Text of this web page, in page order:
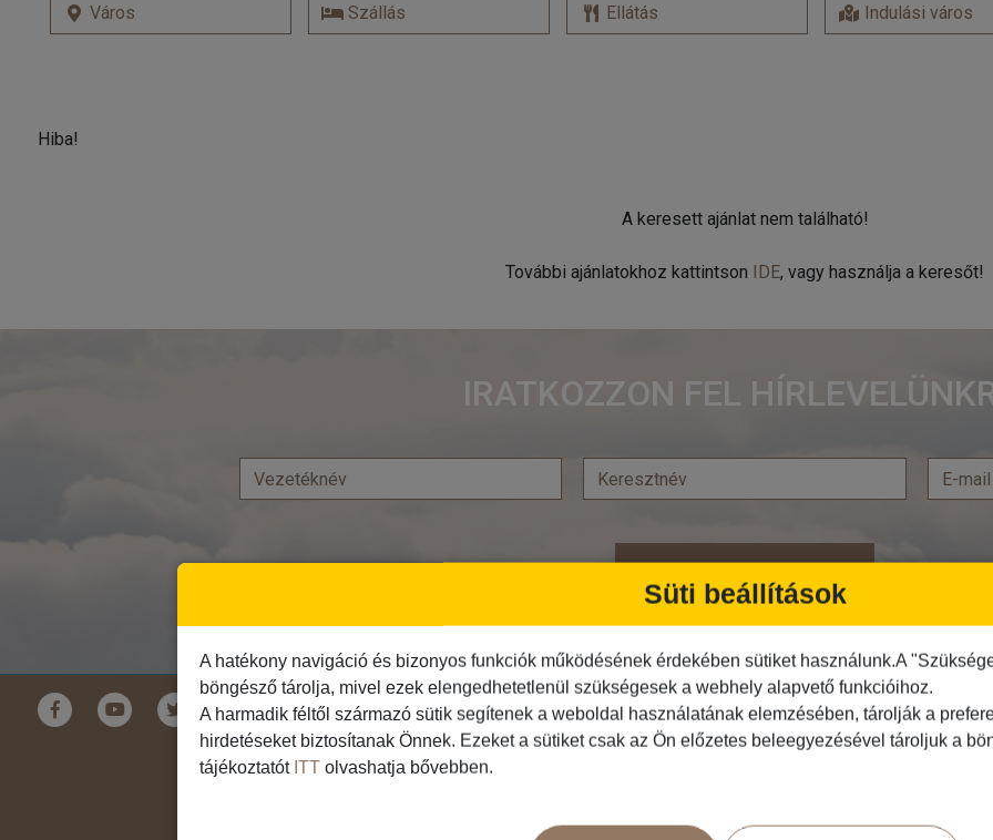
Hiba!
A keresett ajánlat nem található!
További ajánlatokhoz kattintson IDE, vagy használja a keresőt!
IRATKOZZON FEL
Feliratkozás
Földrészek
Ausztrália
Ázsia
Közlekedés
Busszal
Fly & Drive
Programtípus
1 napos utak
Egzotikus út
Süti beállítások
A hatékony navigáció és bizonyos funkciók működésének érdekében sütiket használunk.A
böngésző tárolja, mivel ezek elengedhetetlenül szükségesek a webhely alapvető funkcióihoz.
A harmadik féltől származó sütik segítenek a weboldal használatának elemzésében, tárolják a
hirdetéseket biztosítanak Önnek. Ezeket a sütiket csak az Ön előzetes beleegyezésével tároljuk a
tájékoztatót ITT olvashatja bővebben.